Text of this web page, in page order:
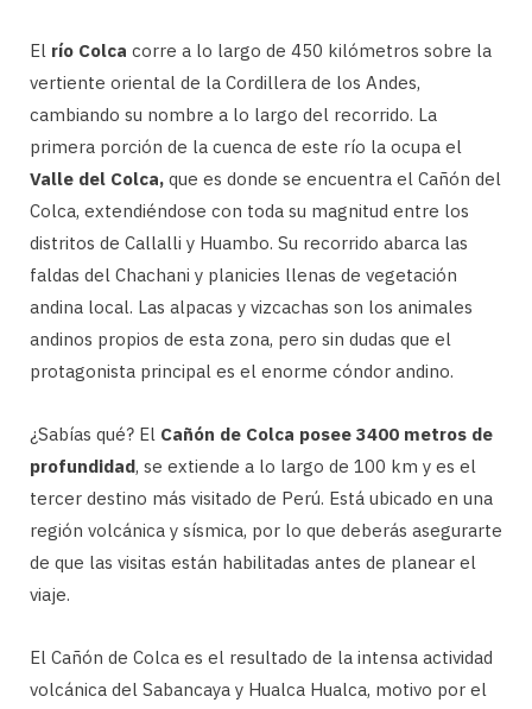
El río Colca corre a lo largo de 450 kilómetros sobre la
vertiente oriental de la Cordillera de los Andes,
cambiando su nombre a lo largo del recorrido. La
primera porción de la cuenca de este río la ocupa el
Valle del Colca, que es donde se encuentra el Cañón del
Colca, extendiéndose con toda su magnitud entre los
distritos de Callalli y Huambo. Su recorrido abarca las
faldas del Chachani y planicies llenas de vegetación
andina local. Las alpacas y vizcachas son los animales
andinos propios de esta zona, pero sin dudas que el
protagonista principal es el enorme cóndor andino.
¿Sabías qué? El Cañón de Colca posee 3400 metros de
profundidad, se extiende a lo largo de 100 km y es el
tercer destino más visitado de Perú. Está ubicado en una
región volcánica y sísmica, por lo que deberás asegurarte
de que las visitas están habilitadas antes de planear el
viaje.
El Cañón de Colca es el resultado de la intensa actividad
volcánica del Sabancaya y Hualca Hualca, motivo por el